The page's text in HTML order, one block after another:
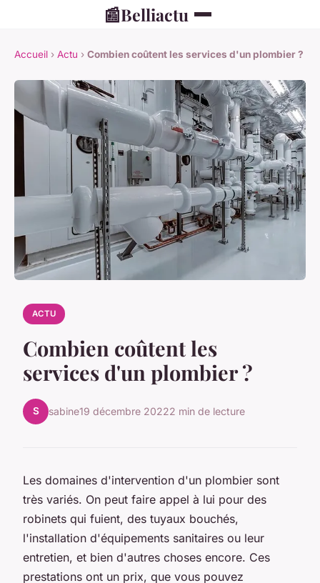
📰Belliactu
Accueil › Actu › Combien coûtent les services d'un plombier ?
ACTU
Combien coûtent les
services d'un plombier ?
S sabine19 décembre 20222 min de lecture
Les domaines d'intervention d'un plombier sont
très variés. On peut faire appel à lui pour des
robinets qui fuient, des tuyaux bouchés,
l'installation d'équipements sanitaires ou leur
entretien, et bien d'autres choses encore. Ces
prestations ont un prix, que vous pouvez